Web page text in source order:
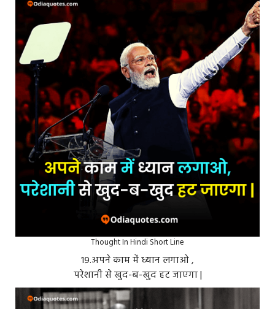
Thought In Hindi Short Line
१९.अपने काम में ध्यान लगाओ ,
परेशानी से खुद-ब-खुद हट जाएगा |